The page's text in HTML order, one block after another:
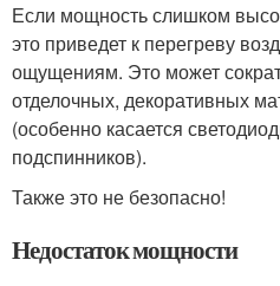
Если мощность слишком
это приведет к перегреву
ощущениям. Это может
отделочных, декоративных
(особенно касается
подспинников).
Также это не безопасно!
Недостаток мощности